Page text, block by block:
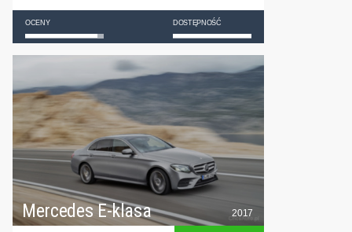
OCENY DOSTĘPNOŚĆ
Mercedes E-klasa 2017